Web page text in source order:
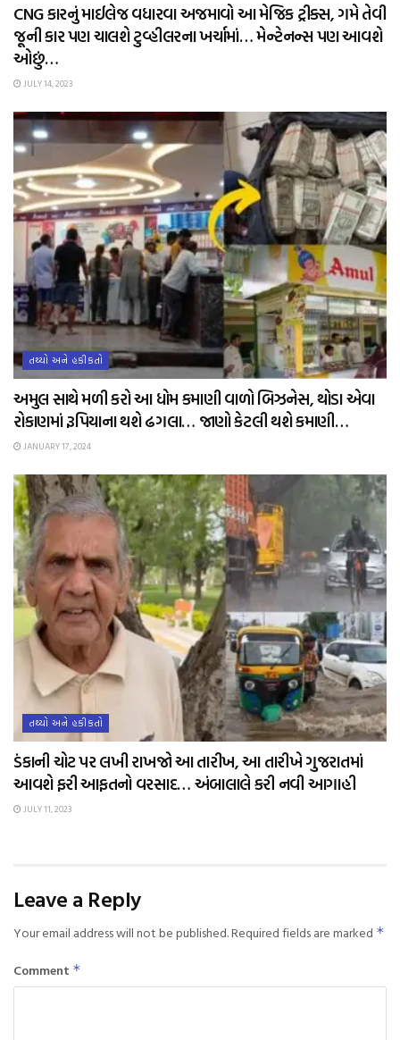
CNG કારનું માઈલેજ વધારવા અજમાવો આ મેજિક ટ્રીક્સ, ગમે તેવી
જૂની કાર પણ ચાલશે ટુવ્હીલરના ખર્ચામાં… મેન્ટેનન્સ પણ આવશે
ઓછું…
JULY 14, 2023
તથ્યો અને હકીકતો
અમુલ સાથે મળી કરો આ ધોમ કમાણી વાળો બિઝનેસ, થોડા એવા
રોકાણમાં રૂપિયાના થશે ઢગલા… જાણો કેટલી થશે કમાણી…
JANUARY 17, 2024
તથ્યો અને હકીકતો
ડંકાની ચોટ પર લખી રાખજો આ તારીખ, આ તારીખે ગુજરાતમાં
આવશે ફરી આફતનો વરસાદ… અંબાલાલે કરી નવી આગાહી
JULY 11, 2023
Leave a Reply
Your email address will not be published.Required fields are marked *
Comment *